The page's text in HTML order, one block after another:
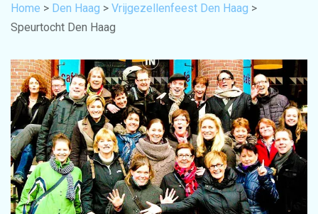
Home > Den Haag > Vrijgezellenfeest Den Haag >
Speurtocht Den Haag